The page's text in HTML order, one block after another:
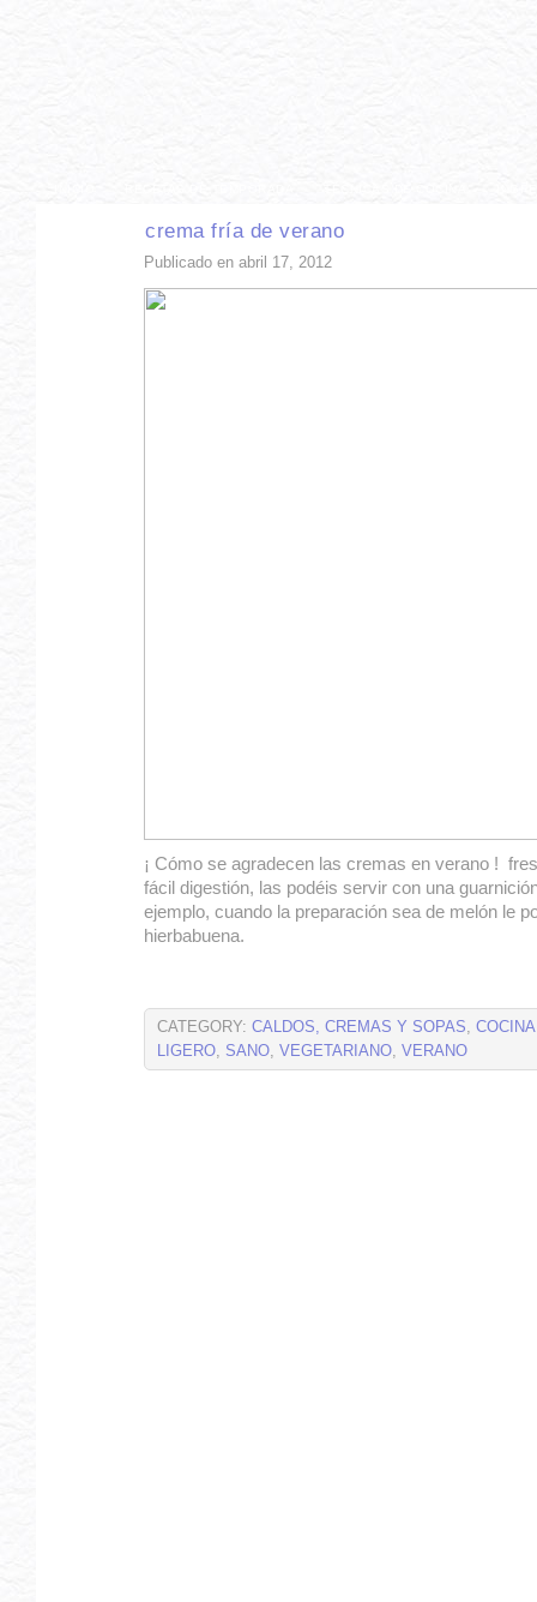
crema fría de verano
Publicado en abril 17, 2012
¡ Cómo se agradecen las cremas en verano !
fácil digestión, las podéis servir con una
ejemplo, cuando la preparación sea de melón le
hierbabuena.
CATEGORY: CALDOS, CREMAS Y SOPAS, COCINA
LIGERO, SANO, VEGETARIANO, VERANO